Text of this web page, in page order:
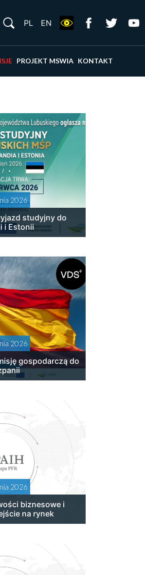
PROJEKT MSWIA KONTAKT
PL EN
2026
studyjny do
i Estonii
2026
gospodarczą do
2026
biznesowe i
na rynek